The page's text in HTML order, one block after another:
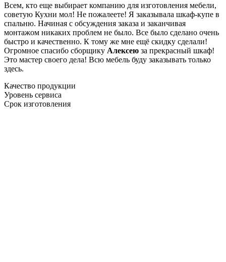
Всем, кто еще выбирает компанию для изготовления мебели,
советую Кухни мол! Не пожалеете! Я заказывала шкаф-купе в
спальню. Начиная с обсуждения заказа и заканчивая
монтажом никаких проблем не было. Все было сделано очень
быстро и качественно. К тому же мне ещё скидку сделали!
Огромное спасибо сборщику Алексею за прекрасный шкаф!
Это мастер своего дела! Всю мебель буду заказывать только
здесь.
Качество продукции
Уровень сервиса
Срок изготовления